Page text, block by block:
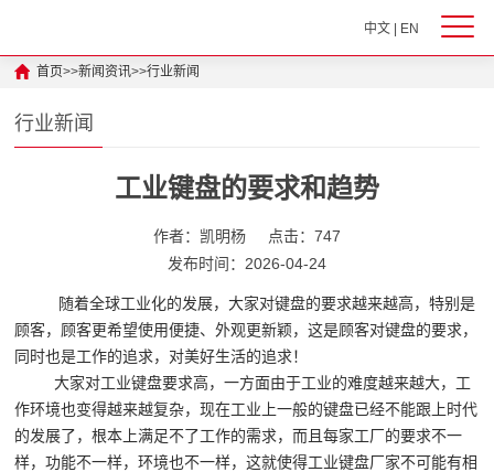
中文| EN
首页>>新闻资讯>>行业新闻
行业新闻
工业键盘的要求和趋势
作者：凯明杨
点击：747
发布时间：2026-04-24
随着全球工业化的发展，大家对键盘的要求越来越高，特别是
顾客，顾客更希望使用便捷、外观更新颖，这是顾客对键盘的要求，
同时也是工作的追求，对美好生活的追求！
大家对工业键盘要求高，一方面由于工业的难度越来越大，工
作环境也变得越来越复杂，现在工业上一般的键盘已经不能跟上时代
的发展了，根本上满足不了工作的需求，而且每家工厂的要求不一
样，功能不一样，环境也不一样，这就使得工业键盘厂家不可能有相